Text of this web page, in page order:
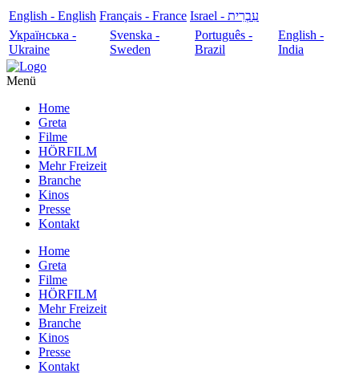
English - English Français - France
עִבְרִית - Israel
Українська -
Ukraine
Svenska -
Sweden
Português -
Brazil
English -
India
Menü
Home
Greta
Filme
HÖRFILM
Mehr Freizeit
Branche
Kinos
Presse
Kontakt
Home
Greta
Filme
HÖRFILM
Mehr Freizeit
Branche
Kinos
Presse
Kontakt